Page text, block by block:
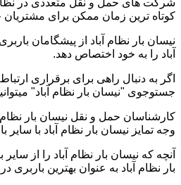
کوتاه ترین زمان ممکن برای مشتریان
نیسان بار نظام آباد از پیشگامان
آباد را به خود اختصاص دهد.
اگر به دنبال راهی برای برقراری
جستوجوی "نیسان بار نظام آباد"
کارشناسان حمل و نقل نیسان بار
وجه تمایز نیسان بار نظام آباد با سایر
آنچه که نیسان بار نظام آباد را از
بار نظام آباد به عنوان بهترین باربری